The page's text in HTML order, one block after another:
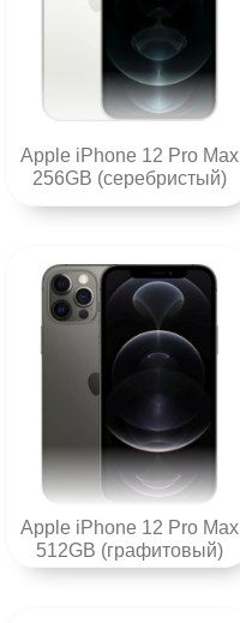
Apple iPhone 12 Pro Max
256GB (серебристый)
Apple iPhone 12 Pro Max
512GB (графитовый)